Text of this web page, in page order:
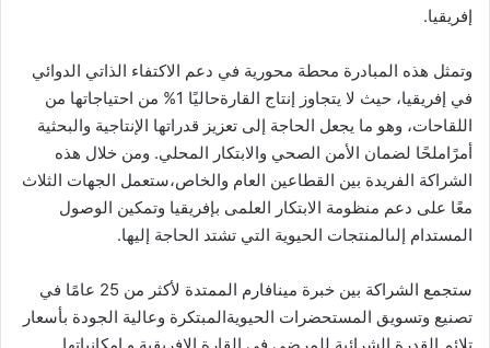
إفريقيا.
وتمثل هذه المبادرة محطة محورية في دعم الاكتفاء الذاتي الدوائي
في إفريقيا، حيث لا يتجاوز إنتاج القارةحاليًا من احتياجاتها من
اللقاحات، وهو ما يجعل الحاجة إلى تعزيز قدراتها الإنتاجية والبحثية
أمرًاملحًا لضمان الأمن الصحي والابتكار المحلي. ومن خلال هذه
الشراكة الفريدة بين القطاعين العام والخاص،ستعمل الجهات الثلاث
معًا على دعم منظومة الابتكار العلمى بإفريقيا وتمكين الوصول
المستدام إلىالمنتجات الحيوية التي تشتد الحاجة إليها.
ستجمع الشراكة بين خبرة مينافارم الممتدة لأكثر من عامًا في
تصنيع وتسويق المستحضرات الحيويةالمبتكرة وعالية الجودة بأسعار